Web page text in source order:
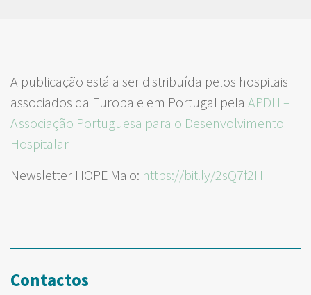
A publicação está a ser distribuída pelos hospitais
associados da Europa e em Portugal pela APDH –
Associação Portuguesa para o Desenvolvimento
Hospitalar
Newsletter HOPE Maio: https://bit.ly/2sQ7f2H
Contactos